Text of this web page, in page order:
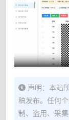
声明：本站
稿发布。任何
制、盗用、采